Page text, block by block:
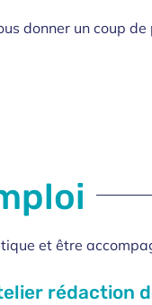
donner un coup
et être
rédaction